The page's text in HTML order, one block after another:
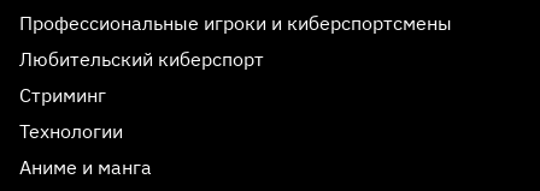
Профессиональные игроки и киберспортсмены
Любительский киберспорт
Стриминг
Технологии
Аниме и манга